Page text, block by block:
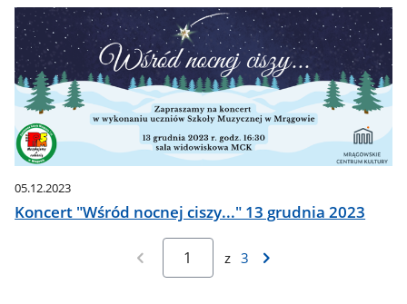
05.12.2023
Koncert "Wśród nocnej ciszy..." 13 grudnia 2023
z 3